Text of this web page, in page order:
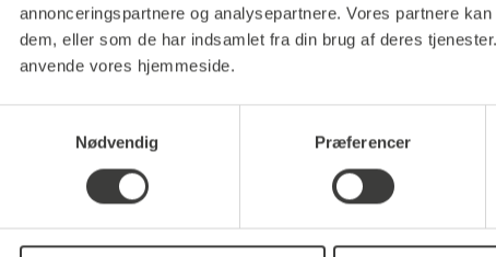
annonceringspartnere og analysepartnere. Vores partnere
dem, eller som de har indsamlet fra din brug af deres
anvende vores hjemmeside.
Nødvendig
Præferencer
"Ground Beans - Malet kaffe"
højkvalitetsblanding af 30% ædel Coffea Arabica og
nøddeagtige nuancer. Resultatet er en kaffe, der